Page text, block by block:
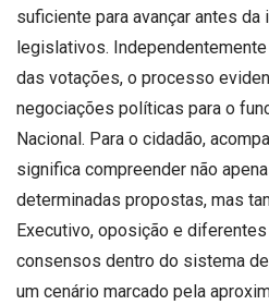
suficiente para avançar antes
legislativos.
das votações, o processo
negociações políticas para o
Nacional. Para o cidadão,
significa compreender não
determinadas propostas, mas
Executivo, oposição e
consensos dentro do sistema
um cenário marcado pela